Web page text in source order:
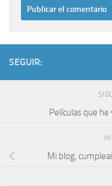
SEGUIR:
Películas que
Mi blog,